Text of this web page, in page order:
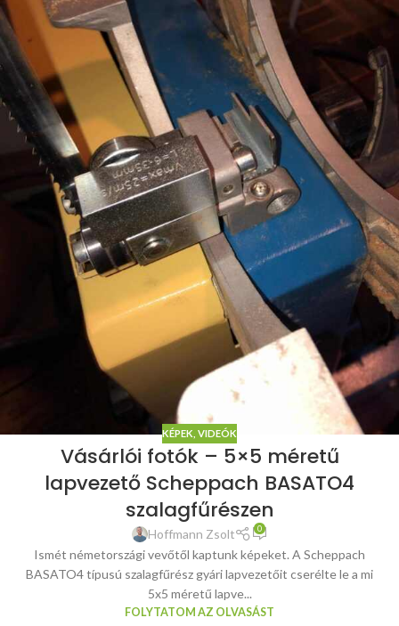
KÉPEK, VIDEÓK
Vásárlói fotók – 5×5 méretű
lapvezető Scheppach BASATO4
szalagfűrészen
Hoffmann Zsolt 0
Ismét németországi vevőtől kaptunk képeket. A Scheppach
BASATO4 típusú szalagfűrész gyári lapvezetőit cserélte le a mi
5x5 méretű lapve...
FOLYTATOM AZ OLVASÁST